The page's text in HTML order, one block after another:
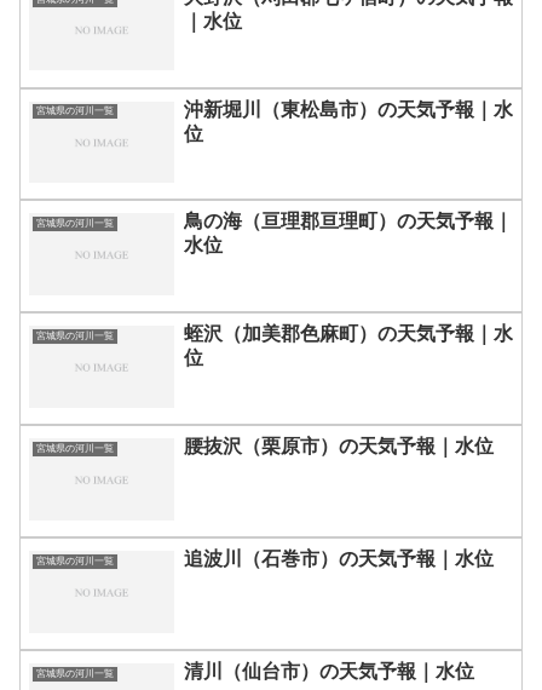
｜水位
宮城県の河川一覧
沖新堀川（東松島市）の天気予報｜水
位
宮城県の河川一覧
鳥の海（亘理郡亘理町）の天気予報｜
水位
宮城県の河川一覧
蛭沢（加美郡色麻町）の天気予報｜水
位
宮城県の河川一覧 腰抜沢（栗原市）の天気予報｜水位
宮城県の河川一覧 追波川（石巻市）の天気予報｜水位
宮城県の河川一覧 清川（仙台市）の天気予報｜水位